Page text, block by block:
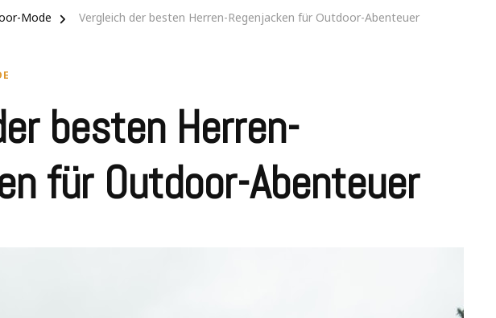
Mode Vergleich der besten Herren-Regenjacken für Outdoor-Abenteuer
besten Herren-
für Outdoor-Abenteuer